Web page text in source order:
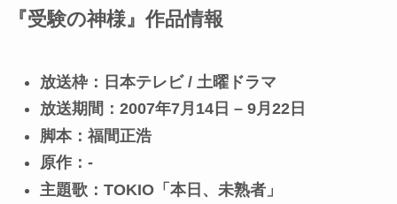
『受験の神様』作品情報
放送枠：日本テレビ / 土曜ドラマ
放送期間：2007年7月14日 – 9月22日
脚本：福間正浩
原作：-
主題歌：TOKIO「本日、未熟者」